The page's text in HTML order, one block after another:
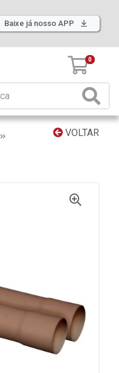
Baixe já nosso APP
0
VOLTAR